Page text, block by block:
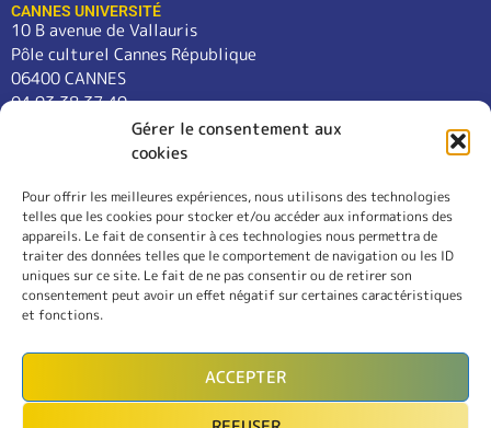
Gérer le consentement aux
cookies
Pour offrir les meilleures expériences, nous utilisons des technologies
telles que les cookies pour stocker et/ou accéder aux informations des
appareils. Le fait de consentir à ces technologies nous permettra de
traiter des données telles que le comportement de navigation ou les ID
uniques sur ce site. Le fait de ne pas consentir ou de retirer son
consentement peut avoir un effet négatif sur certaines caractéristiques
et fonctions.
ACCEPTER
CANNES UNIVERSITÉ
10 B avenue de Vallauris
Pôle culturel Cannes République
06400 CANNES
04 93 38 37 49
contact@cannes-universite.fr
COURS
LANGUES
CONFÉRENCES
SORTIES
L’ASSOCIATION